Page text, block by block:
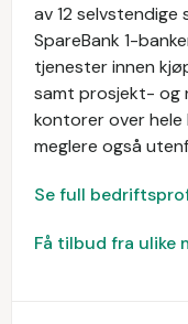
av 12 selvstendige
SpareBank 1-
tjenester innen
samt prosjekt- og
kontorer over
meglere også
Se full
Få tilbud fra ulike